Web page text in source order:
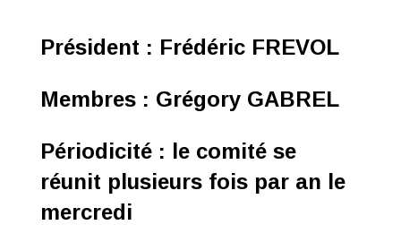
Président : Frédéric FREVOL
Membres : Grégory GABREL
Périodicité : le comité se
réunit plusieurs fois par an le
mercredi